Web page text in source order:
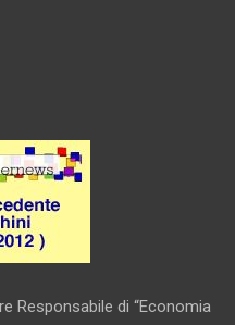
Responsabile di “Economia